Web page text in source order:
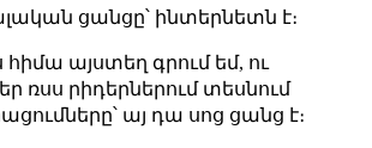
ցանցը՝ ինտերնետն է։
հիմա այստեղ գրում եմ, ու
ռսս րիդերներում տեսնում
այ դա սոց ցանց է։